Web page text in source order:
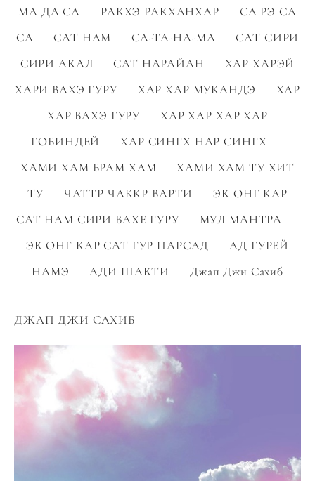
МА ДА СА РАКХЭ РАКХАНХАР СА РЭ СА
СА САТ НАМ СА-ТА-НА-МА САТ СИРИ
СИРИ АКАЛ САТ НАРАЙАН ХАР ХАРЭЙ
ХАРИ ВАХЭ ГУРУ ХАР ХАР МУКАНДЭ ХАР
ХАР ВАХЭ ГУРУ ХАР ХАР ХАР ХАР
ГОБИНДЕЙ ХАР СИНГХ НАР СИНГХ
ХАМИ ХАМ БРАМ ХАМ ХАМИ ХАМ ТУ ХИТ
ТУ ЧАТТР ЧАККР ВАРТИ ЭК ОНГ КАР
САТ НАМ СИРИ ВАХЕ ГУРУ МУЛ МАНТРА
ЭК ОНГ КАР САТ ГУР ПАРСАД АД ГУРЕЙ
НАМЭ АДИ ШАКТИ Джап Джи Сахиб
ДЖАП ДЖИ САХИБ